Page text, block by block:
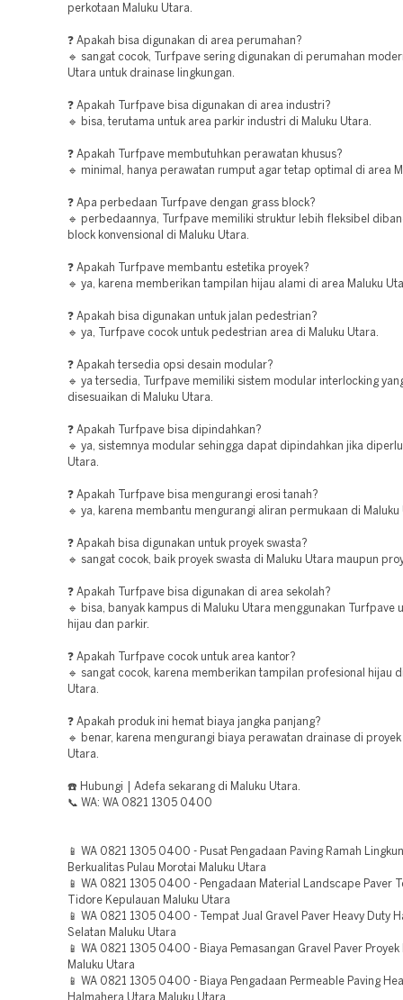
perkotaan Maluku Utara.
❓ Apakah bisa digunakan di area perumahan?
🔹 sangat cocok, Turfpave sering digunakan di perumahan
Utara untuk drainase lingkungan.
❓ Apakah Turfpave bisa digunakan di area industri?
🔹 bisa, terutama untuk area parkir industri di Maluku Utara.
❓ Apakah Turfpave membutuhkan perawatan khusus?
🔹 minimal, hanya perawatan rumput agar tetap optimal di area
❓ Apa perbedaan Turfpave dengan grass block?
🔹 perbedaannya, Turfpave memiliki struktur lebih fleksibel
block konvensional di Maluku Utara.
❓ Apakah Turfpave membantu estetika proyek?
🔹 ya, karena memberikan tampilan hijau alami di area Maluku
❓ Apakah bisa digunakan untuk jalan pedestrian?
🔹 ya, Turfpave cocok untuk pedestrian area di Maluku Utara.
❓ Apakah tersedia opsi desain modular?
🔹 ya tersedia, Turfpave memiliki sistem modular interlocking
disesuaikan di Maluku Utara.
❓ Apakah Turfpave bisa dipindahkan?
🔹 ya, sistemnya modular sehingga dapat dipindahkan jika
Utara.
❓ Apakah Turfpave bisa mengurangi erosi tanah?
🔹 ya, karena membantu mengurangi aliran permukaan di Maluku
❓ Apakah bisa digunakan untuk proyek swasta?
🔹 sangat cocok, baik proyek swasta di Maluku Utara maupun
❓ Apakah Turfpave bisa digunakan di area sekolah?
🔹 bisa, banyak kampus di Maluku Utara menggunakan Turfpave
hijau dan parkir.
❓ Apakah Turfpave cocok untuk area kantor?
🔹 sangat cocok, karena memberikan tampilan profesional hijau
Utara.
❓ Apakah produk ini hemat biaya jangka panjang?
🔹 benar, karena mengurangi biaya perawatan drainase di proyek
Utara.
☎️ Hubungi | Adefa sekarang di Maluku Utara.
📞 WA: WA 0821 1305 0400
📱 WA 0821 1305 0400 - Pusat Pengadaan Paving Ramah
Berkualitas Pulau Morotai Maluku Utara
📱 WA 0821 1305 0400 - Pengadaan Material Landscape Paver
Tidore Kepulauan Maluku Utara
📱 WA 0821 1305 0400 - Tempat Jual Gravel Paver Heavy Duty
Selatan Maluku Utara
📱 WA 0821 1305 0400 - Biaya Pemasangan Gravel Paver Proyek
Maluku Utara
📱 WA 0821 1305 0400 - Biaya Pengadaan Permeable Paving
Halmahera Utara Maluku Utara